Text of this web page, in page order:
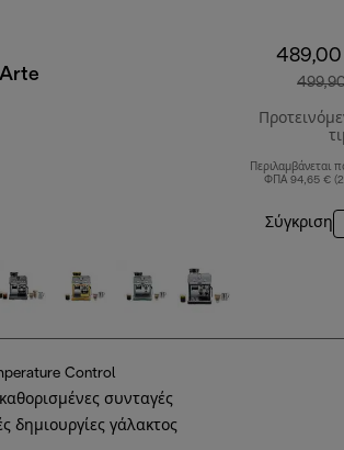
Περιλαμβάνεται
ΦΠΑ 94,65 €
Σύγκριση
Control
συνταγές
δημιουργίες γάλακτος